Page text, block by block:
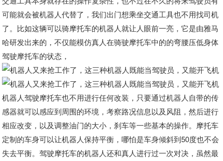
可能就会被机器人代替了，我们出门想乘坐交通工具也不用找司机
了。比如这辆可以骑摩托车的机器人就让人眼前一亮，它是由雅马
哈研发出来的，不仅能模仿真人在骑驶摩托车中的的弯腰压低身体
驾驶摩托车的状态，
机器人驾驶摩托车也不用进行任何改装，只要通过机器人自带的传
感器就可以感应到周围的环境，考察路况信息以及风阻，然后进行
相应改变，以及调整油门的大小，刹车等一些基本的操作。摩托车
定制的车身可以让机器人保持平衡，哪怕是车身倾斜到50度也不会
失去平衡。驾驶摩托车的机器人还和真人进行过一次对决，虽然最